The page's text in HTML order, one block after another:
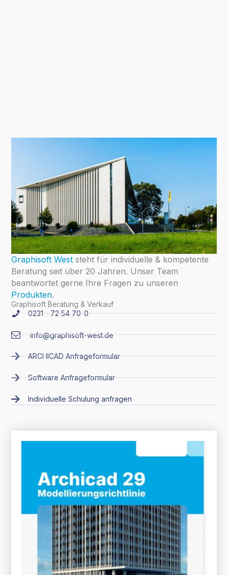
Graphisoft Weststeht für individuelle & kompetente
Beratung seit über 20 Jahren. Unser Team
beantwortet gerne Ihre Fragen zu unseren
Produkten.
Graphisoft Beratung & Verkauf
0231 - 72 54 70-0
info@graphisoft-west.de
ARCHICAD Anfrageformular
Software Anfrageformular
Individuelle Schulung anfragen